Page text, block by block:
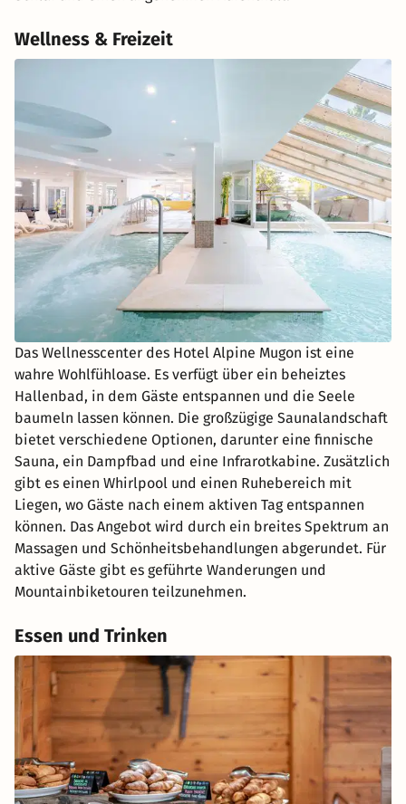
Wellness & Freizeit
Das Wellnesscenter des Hotel Alpine Mugon ist eine
wahre Wohlfühloase. Es verfügt über ein beheiztes
Hallenbad, in dem Gäste entspannen und die Seele
baumeln lassen können. Die großzügige Saunalandschaft
bietet verschiedene Optionen, darunter eine finnische
Sauna, ein Dampfbad und eine Infrarotkabine. Zusätzlich
gibt es einen Whirlpool und einen Ruhebereich mit
Liegen, wo Gäste nach einem aktiven Tag entspannen
können. Das Angebot wird durch ein breites Spektrum an
Massagen und Schönheitsbehandlungen abgerundet. Für
aktive Gäste gibt es geführte Wanderungen und
Mountainbiketouren teilzunehmen.
Essen und Trinken